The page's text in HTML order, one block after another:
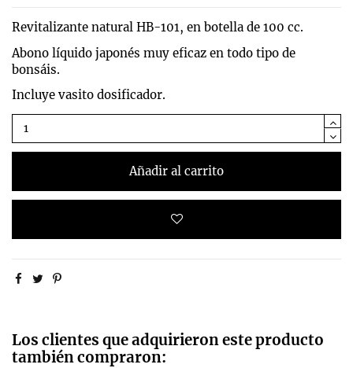
Revitalizante natural HB-101, en botella de 100 cc.
Abono líquido japonés muy eficaz en todo tipo de
bonsáis.
Incluye vasito dosificador.
Añadir al carrito
Los clientes que adquirieron este producto
también compraron: